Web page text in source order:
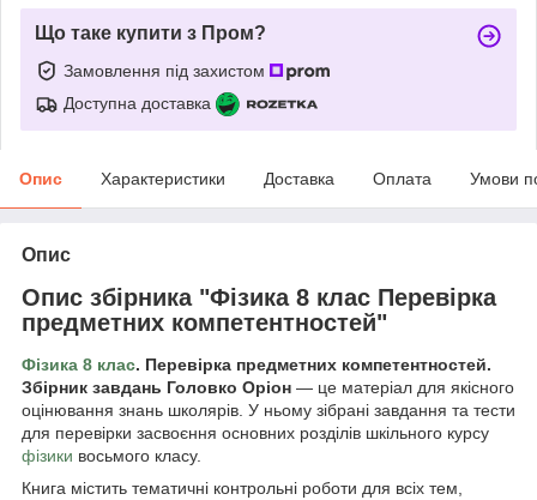
Що таке купити з Пром?
Замовлення під захистом
Доступна доставка
Опис Характеристики Доставка Оплата Умови
Опис
Опис збірника "Фізика 8 клас Перевірка
предметних компетентностей"
Фізика 8 клас. Перевірка предметних компетентностей.
Збірник завдань Головко Оріон — це матеріал для якісного
оцінювання знань школярів. У ньому зібрані завдання та тести
для перевірки засвоєння основних розділів шкільного курсу
фізики восьмого класу.
Книга містить тематичні контрольні роботи для всіх тем,